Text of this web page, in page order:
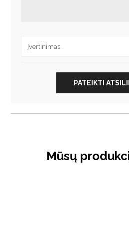
Įvertinimas:
PATEIKTI
Mūsų